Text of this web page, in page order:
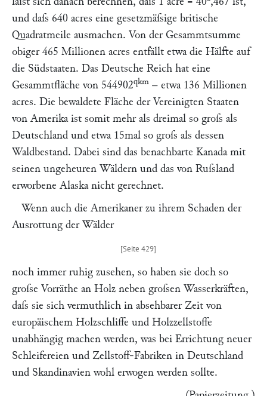
und daſs 640 acres eine gesetzmäſsige britische
Quadratmeile ausmachen. Von der Gesammtsumme
obiger 465 Millionen acres entfällt etwa die Hälfte auf
die Südstaaten. Das Deutsche Reich hat eine
Gesammtfläche von 544902qkm – etwa 136 Millionen
acres. Die bewaldete Fläche der Vereinigten Staaten
von Amerika ist somit mehr als dreimal so groſs als
Deutschland und etwa 15mal so groſs als dessen
Waldbestand. Dabei sind das benachbarte Kanada mit
seinen ungeheuren Wäldern und das von Ruſsland
erworbene Alaska nicht gerechnet.
Wenn auch die Amerikaner zu ihrem Schaden der
Ausrottung der Wälder
noch immer ruhig zusehen, so haben sie doch so
groſse Vorräthe an Holz neben groſsen Wasserkräften,
daſs sie sich vermuthlich in absehbarer Zeit von
europäischem Holzschliffe und Holzzellstoffe
unabhängig machen werden, was bei Errichtung neuer
Schleifereien und Zellstoff-Fabriken in Deutschland
und Skandinavien wohl erwogen werden sollte.